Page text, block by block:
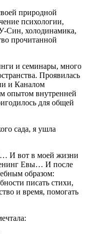
природной
психологии,
Син, холодинамика,
прочитанной
и семинары, много
Проявилась
и Каналом
опытом внутренней
для общей
сада, я ушла
И вот в моей жизни
Евы… И после
образом:
писать стихи,
и время, помогать